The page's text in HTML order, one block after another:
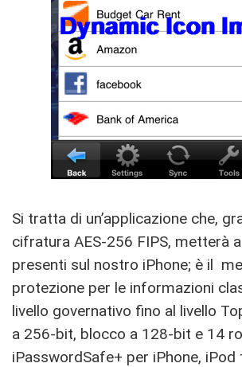
Si tratta di un’applicazione che,
cifratura AES-256 FIPS, metterà
presenti sul nostro iPhone; è il
protezione per le informazioni
livello governativo fino al livello
a 256-bit, blocco a 128-bit e 14
iPasswordSafe+ per iPhone, iPod